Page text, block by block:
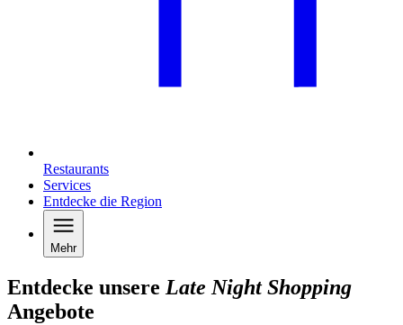
Restaurants
Services
Entdecke die Region
Mehr
Entdecke unsere Late Night Shopping
Angebote